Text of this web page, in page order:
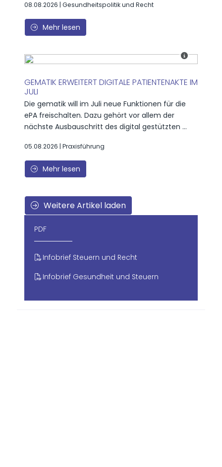
08.08.2026 | Gesundheitspolitik und Recht
Mehr lesen
GEMATIK ERWEITERT DIGITALE PATIENTENAKTE IM
JULI
Die gematik will im Juli neue Funktionen für die
ePA freischalten. Dazu gehört vor allem der
nächste Ausbauschritt des digital gestützten ...
05.08.2026 | Praxisführung
Mehr lesen
Weitere Artikel laden
PDF
Infobrief Steuern und Recht
Infobrief Gesundheit und Steuern